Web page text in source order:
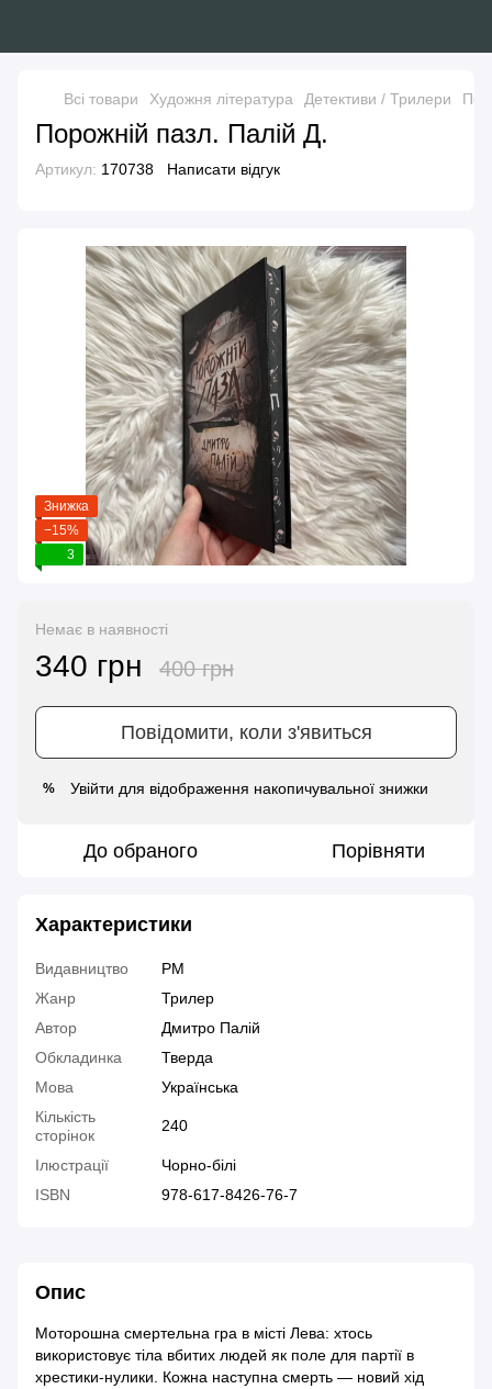
Всі товари Художня література Детективи / Трилери
Порожній пазл. Палій Д.
Артикул: 170738 Написати відгук
Знижка
−15%
3
Немає в наявності
340 грн 400 грн
Повідомити, коли з'явиться
% Увійти для відображення накопичувальної знижки
До обраного Порівняти
Характеристики
Видавництво
РМ
Жанр
Трилер
Автор
Дмитро Палій
Обкладинка
Тверда
Мова
Українська
Кількість
сторінок
240
Ілюстрації
Чорно-білі
ISBN
978-617-8426-76-7
Опис
Моторошна смертельна гра в місті Лева: хтось
використовує тіла вбитих людей як поле для партії в
хрестики-нулики. Кожна наступна смерть — новий хід